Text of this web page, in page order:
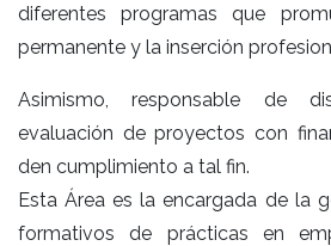
diferentes programas que
permanente y la inserción
Asimismo, responsable de
evaluación de proyectos con
den cumplimiento a tal fin.
Esta Área es la encargada de la
formativos de prácticas en